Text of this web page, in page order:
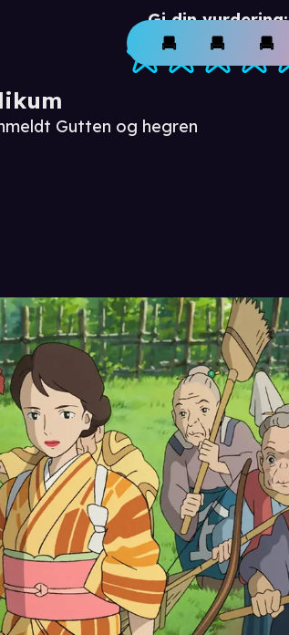
Gi din vurdering:
Gutten og hegren